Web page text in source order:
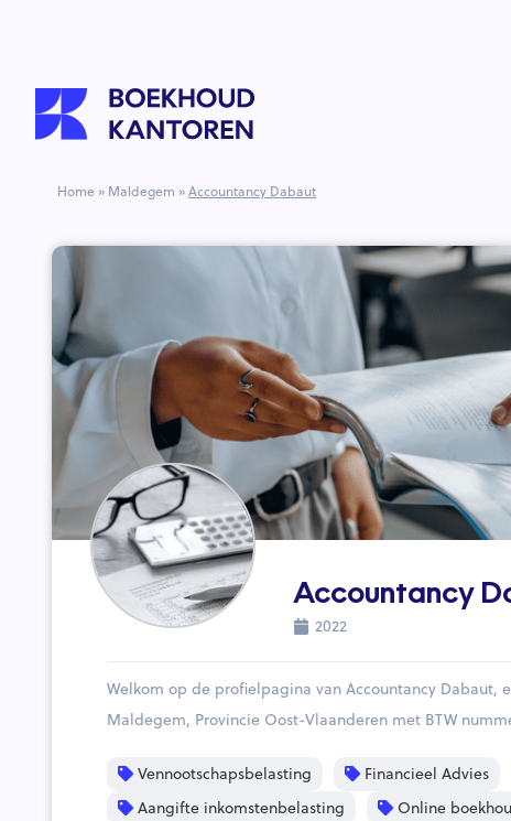
Home » Maldegem »Accountancy Dabaut
Accountancy
2022
Welkom op de profielpagina van Accountancy Dabaut,
Maldegem, Provincie Oost-Vlaanderen met BTW
Vennootschapsbelasting Financieel Advies
Aangifte inkomstenbelasting
Online